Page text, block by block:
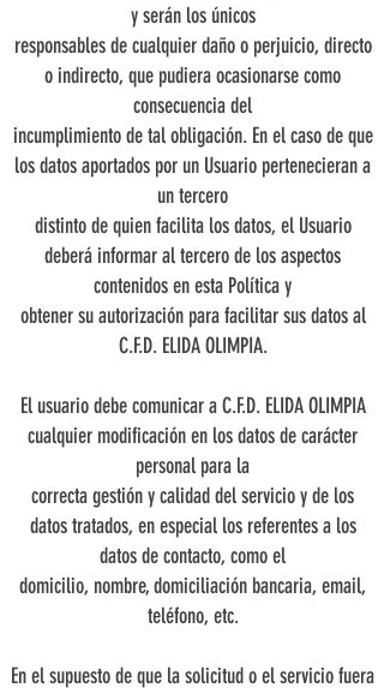
y serán los únicos
responsables de cualquier daño o perjuicio, directo
o indirecto, que pudiera ocasionarse como
consecuencia del
incumplimiento de tal obligación. En el caso de que
los datos aportados por un Usuario pertenecieran a
un tercero
distinto de quien facilita los datos, el Usuario
deberá informar al tercero de los aspectos
contenidos en esta Política y
obtener su autorización para facilitar sus datos al
C.F.D. ELIDA OLIMPIA.
El usuario debe comunicar a C.F.D. ELIDA OLIMPIA
cualquier modificación en los datos de carácter
personal para la
correcta gestión y calidad del servicio y de los
datos tratados, en especial los referentes a los
datos de contacto, como el
domicilio, nombre, domiciliación bancaria, email,
teléfono, etc.
En el supuesto de que la solicitud o el servicio fuera